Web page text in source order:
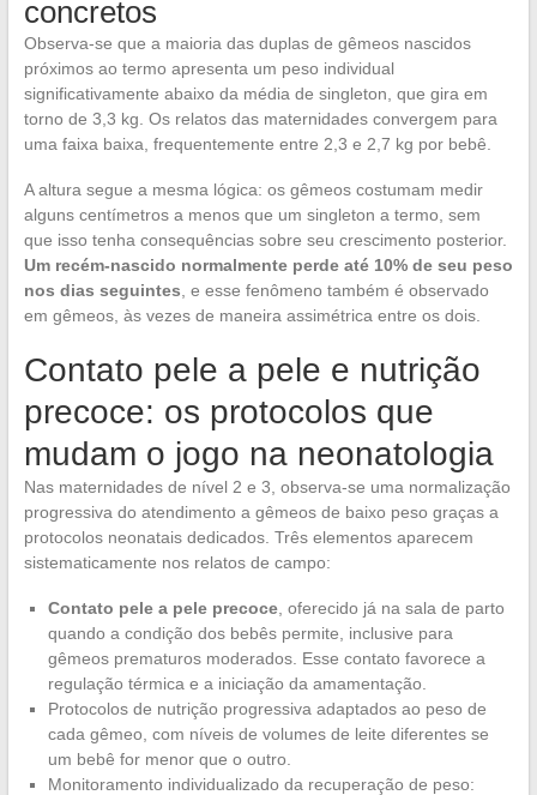
concretos
Observa-se que a maioria das duplas de gêmeos nascidos
próximos ao termo apresenta um peso individual
significativamente abaixo da média de singleton, que gira em
torno de 3,3 kg. Os relatos das maternidades convergem para
uma faixa baixa, frequentemente entre 2,3 e 2,7 kg por bebê.
A altura segue a mesma lógica: os gêmeos costumam medir
alguns centímetros a menos que um singleton a termo, sem
que isso tenha consequências sobre seu crescimento posterior.
Um recém-nascido normalmente perde até 10% de seu peso
nos dias seguintes , e esse fenômeno também é observado
em gêmeos, às vezes de maneira assimétrica entre os dois.
Contato pele a pele e nutrição
precoce: os protocolos que
mudam o jogo na neonatologia
Nas maternidades de nível 2 e 3, observa-se uma normalização
progressiva do atendimento a gêmeos de baixo peso graças a
protocolos neonatais dedicados. Três elementos aparecem
sistematicamente nos relatos de campo:
Contato pele a pele precoce, oferecido já na sala de parto
quando a condição dos bebês permite, inclusive para
gêmeos prematuros moderados. Esse contato favorece a
regulação térmica e a iniciação da amamentação.
Protocolos de nutrição progressiva adaptados ao peso de
cada gêmeo, com níveis de volumes de leite diferentes se
um bebê for menor que o outro.
Monitoramento individualizado da recuperação de peso: